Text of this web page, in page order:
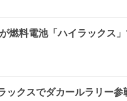
燃料電池「ハイラックス
ックスでダカールラリー